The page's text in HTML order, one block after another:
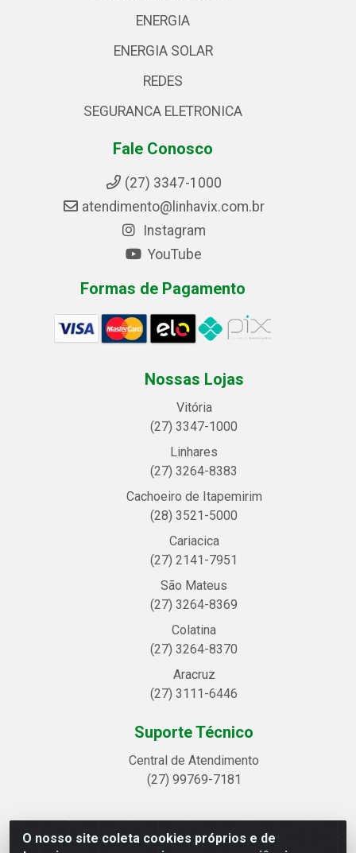
O nosso site coleta cookies próprios e de
ENERGIA
ENERGIA SOLAR
REDES
SEGURANCA ELETRONICA
Fale Conosco
(27) 3347-1000
atendimento@linhavix.com.br
Instagram
YouTube
Formas de Pagamento
Nossas Lojas
Vitória
(27) 3347-1000
Linhares
(27) 3264-8383
Cachoeiro de Itapemirim
(28) 3521-5000
Cariacica
(27) 2141-7951
São Mateus
(27) 3264-8369
Colatina
(27) 3264-8370
Aracruz
(27) 3111-6446
Suporte Técnico
Central de Atendimento
(27) 99769-7181
Linhavix Distribuidora LTDA - Avenida Alegre, 2521 -